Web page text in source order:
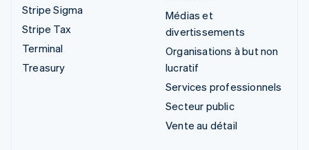
Stripe Sigma
Stripe Tax
Terminal
Treasury
Médias et
divertissements
Organisations à but non
lucratif
Services professionnels
Secteur public
Vente au détail